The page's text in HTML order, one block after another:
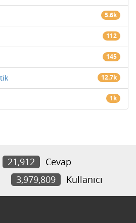
5.6k
112
145
12.7k
1k
21,912
Cevap
3,979,809 Kullanıcı